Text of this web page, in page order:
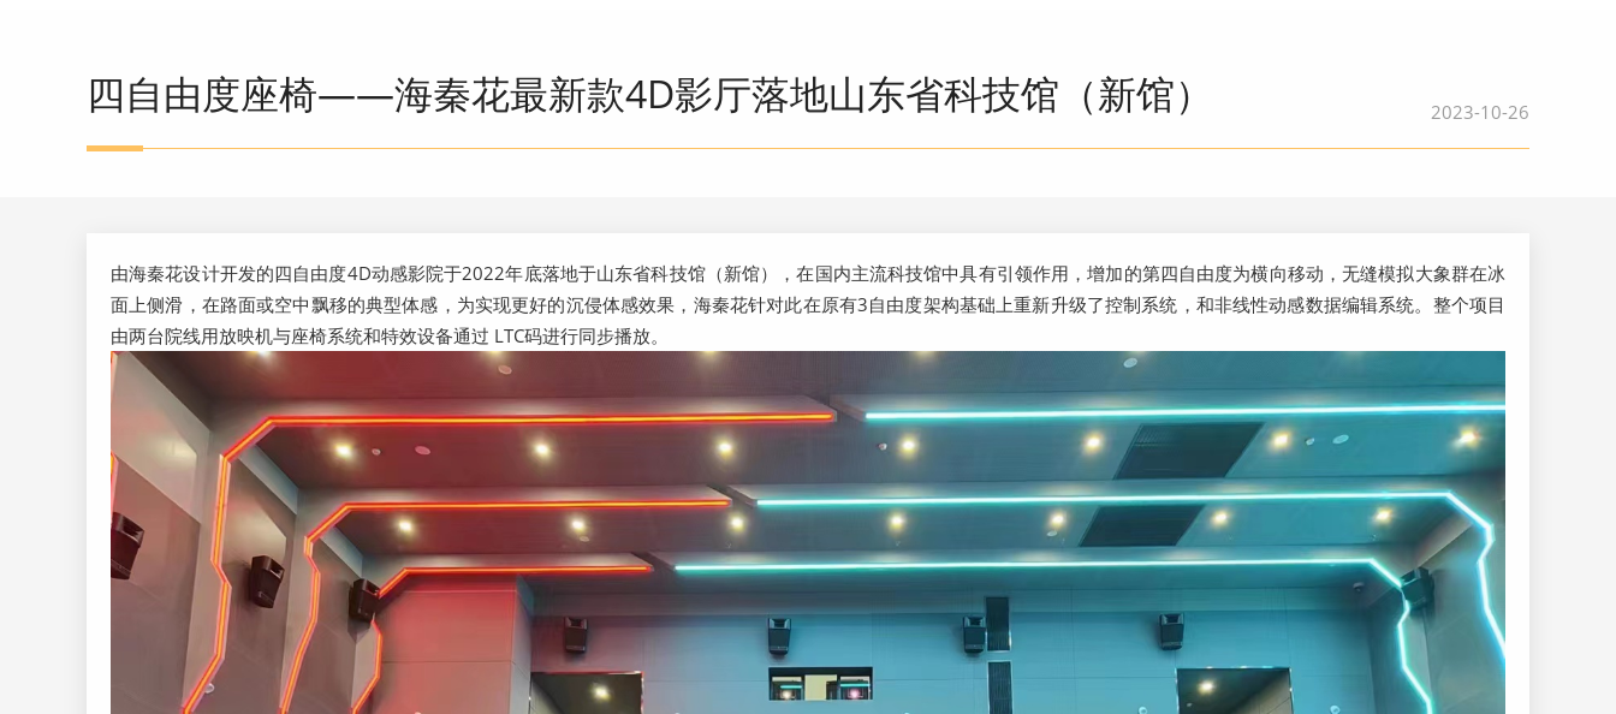
四自由度座椅——海秦花最新款4D影厅落地山东省科技馆（新馆） 2023-10-26
由海秦花设计开发的四自由度4D动感影院于2022年底落地于山东省科技馆（新馆），在国内主流科技馆中具有引领作用，增加的第四自由度为横向移动，无缝模拟大象群在冰
面上侧滑，在路面或空中飘移的典型体感，为实现更好的沉侵体感效果，海秦花针对此在原有3自由度架构基础上重新升级了控制系统，和非线性动感数据编辑系统。整个项目
由两台院线用放映机与座椅系统和特效设备通过 LTC码进行同步播放。